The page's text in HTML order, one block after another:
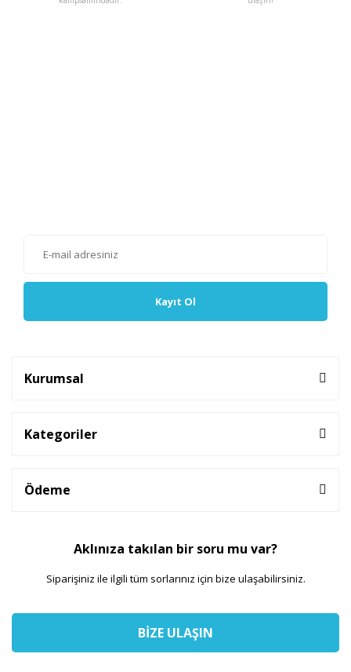
Kayıt Ol
Kurumsal
Kategoriler
Ödeme
Aklınıza takılan bir soru mu var?
Siparişiniz ile ilgili tüm sorlarınız için bize ulaşabilirsiniz.
BİZE ULAŞIN